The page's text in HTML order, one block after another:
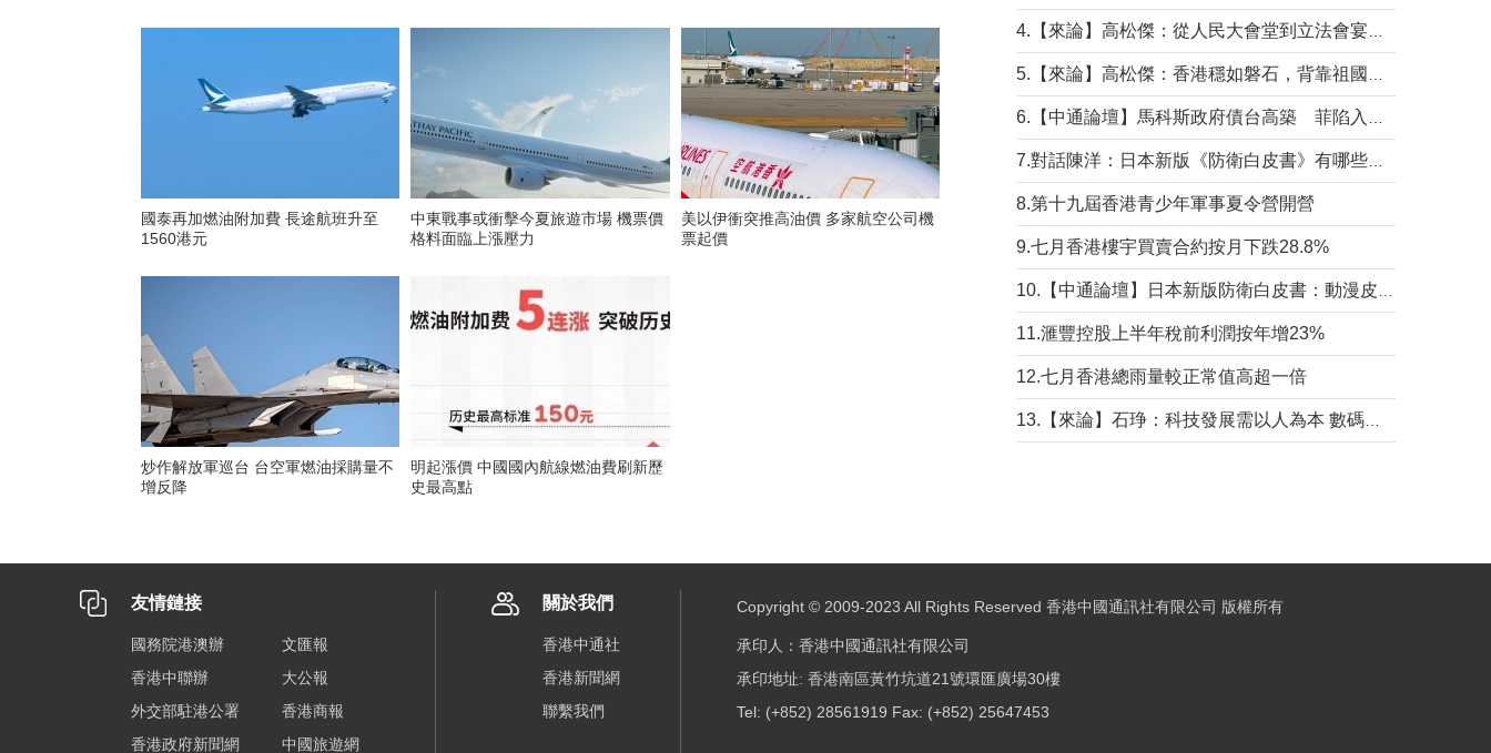
國泰再加燃油附加費 長途航班升至
1560港元
中東戰事或衝擊今夏旅遊市場 機票價
格料面臨上漲壓力
美以伊衝突推高油價 多家航空公司機
票起價
炒作解放軍巡台 台空軍燃油採購量不
增反降
明起漲價 中國國內航線燃油費刷新歷
史最高點
8.第十九屆香港青少年軍事夏令營開營
9.七月香港樓宇買賣合約按月下跌28.8%
11.滙豐控股上半年稅前利潤按年增23%
12.七月香港總雨量較正常值高超一倍
友情鏈接
國務院港澳辦
文匯報
香港中聯辦
大公報
外交部駐港公署
香港商報
香港政府新聞網
中國旅遊網
關於我們
香港中通社
香港新聞網
聯繫我們
Copyright © 2009-2023 All Rights Reserved 香港中國通訊社有限公司 版權所有
承印人：香港中國通訊社有限公司
承印地址: 香港南區黃竹坑道21號環匯廣場30樓
Tel: (+852) 28561919 Fax: (+852) 25647453